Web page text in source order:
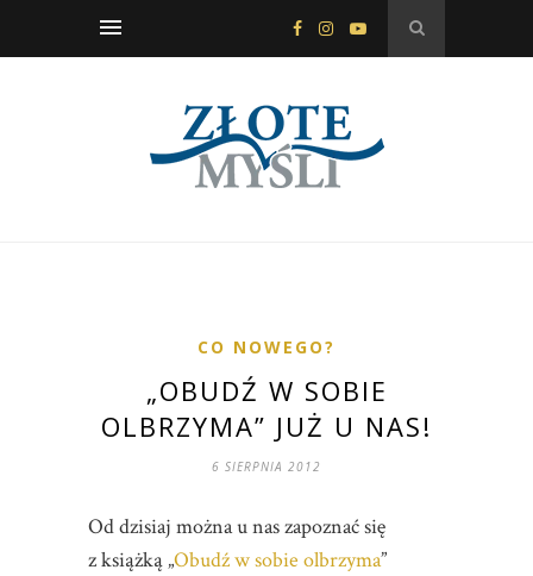
CO NOWEGO?
„OBUDŹ W SOBIE
OLBRZYMA” JUŻ U NAS!
6 SIERPNIA 2012
Od dzisiaj można u nas zapoznać się
z książką „Obudź w sobie olbrzyma”